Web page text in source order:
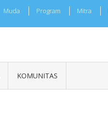
Muda Program Mitra
KOMUNITAS